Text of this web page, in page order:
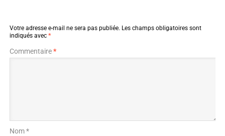
Votre adresse e-mail ne sera pas publiée. Les champs obligatoires sont
indiqués avec *
Commentaire*
Nom *